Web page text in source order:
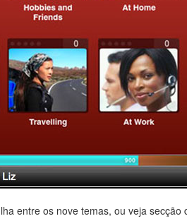
entre os nove temas, ou veja secção